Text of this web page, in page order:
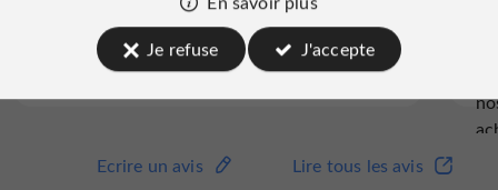
Lire tous les avis
Ecrire un avis
Lire l'avis complet
Lire tous les avis
Ecrire un avis
Je refuse
J'accepte